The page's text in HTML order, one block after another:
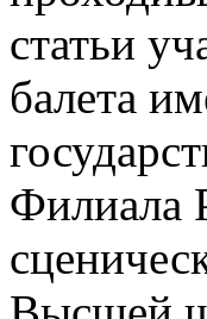
статьи
балета
Филиала